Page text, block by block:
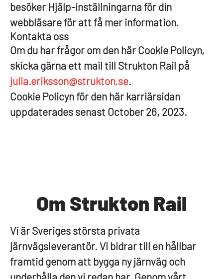
besöker Hjälp-inställningarna för din
webbläsare för att få mer information.
Kontakta oss
Om du har frågor om den här Cookie Policyn,
skicka gärna ett mail till Strukton Rail på
julia.eriksson@strukton.se.
Cookie Policyn för den här karriärsidan
uppdaterades senast October 26, 2023.
Om Strukton Rail
Vi är Sveriges största privata
järnvägsleverantör. Vi bidrar till en hållbar
framtid genom att bygga ny järnväg och